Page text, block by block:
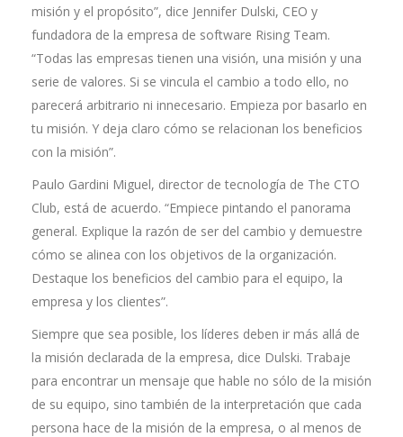
misión y el propósito”, dice Jennifer Dulski, CEO y
fundadora de la empresa de software Rising Team.
“Todas las empresas tienen una visión, una misión y una
serie de valores. Si se vincula el cambio a todo ello, no
parecerá arbitrario ni innecesario. Empieza por basarlo en
tu misión. Y deja claro cómo se relacionan los beneficios
con la misión”.
Paulo Gardini Miguel, director de tecnología de The CTO
Club, está de acuerdo. “Empiece pintando el panorama
general. Explique la razón de ser del cambio y demuestre
cómo se alinea con los objetivos de la organización.
Destaque los beneficios del cambio para el equipo, la
empresa y los clientes”.
Siempre que sea posible, los líderes deben ir más allá de
la misión declarada de la empresa, dice Dulski. Trabaje
para encontrar un mensaje que hable no sólo de la misión
de su equipo, sino también de la interpretación que cada
persona hace de la misión de la empresa, o al menos de